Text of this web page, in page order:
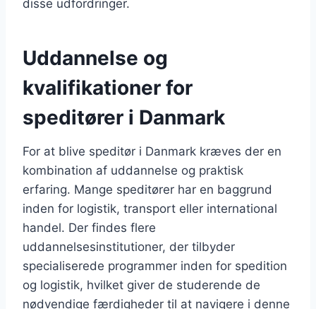
disse udfordringer.
Uddannelse og
kvalifikationer for
speditører i Danmark
For at blive speditør i Danmark kræves der en
kombination af uddannelse og praktisk
erfaring. Mange speditører har en baggrund
inden for logistik, transport eller international
handel. Der findes flere
uddannelsesinstitutioner, der tilbyder
specialiserede programmer inden for spedition
og logistik, hvilket giver de studerende de
nødvendige færdigheder til at navigere i denne